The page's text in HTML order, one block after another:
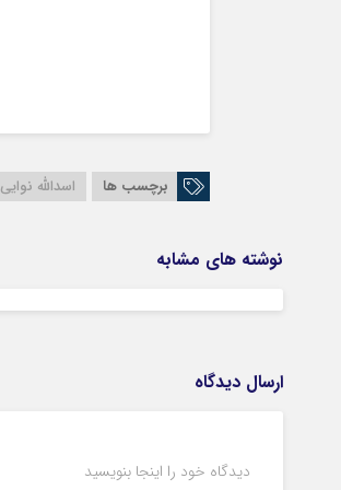
برچسب ها اسدالله نوایی
نوشته های مشابه
ارسال دیدگاه
دیدگاه خود را اینجا بنویسید